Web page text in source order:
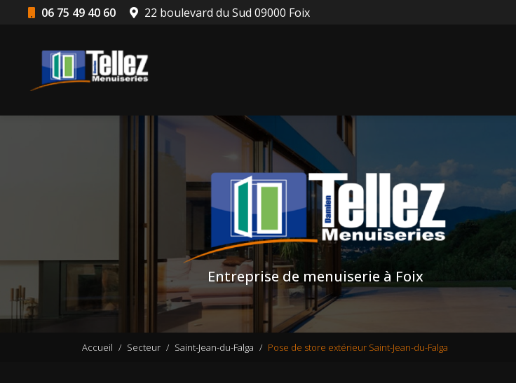
06 75 49 40 60 22 boulevard du Sud 09000 Foix
Entreprise de menuiserie à Foix
Accueil Secteur Saint-Jean-du-Falga Pose de store extérieur Saint-Jean-du-Falga